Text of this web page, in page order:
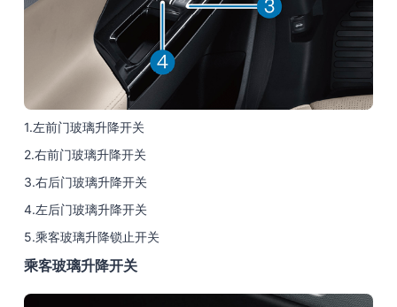
1.左前门玻璃升降开关
2.右前门玻璃升降开关
3.右后门玻璃升降开关
4.左后门玻璃升降开关
5.乘客玻璃升降锁止开关
乘客玻璃升降开关